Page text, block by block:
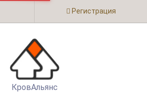
Регистрация
КровАльянс